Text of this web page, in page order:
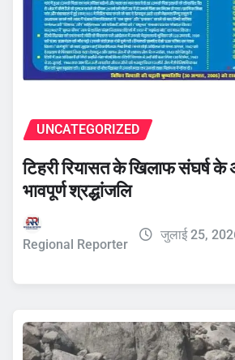
UNCATEGORIZED
टिहरी रियासत के खिलाफ संघर्ष के
भावपूर्ण श्रद्धांजलि
Regional Reporter
जुलाई 25,